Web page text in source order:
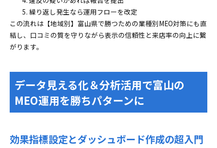
繰り返し発生なら運用フローを改定
この流れは【地域別】富山県で勝つための業種別MEO対策にも直
結し、口コミの質を守りながら表示の信頼性と来店率の向上に繋
がります。
データ見える化＆分析活用で富山の
MEO運用を勝ちパターンに
効果指標設定とダッシュボード作成の超入門